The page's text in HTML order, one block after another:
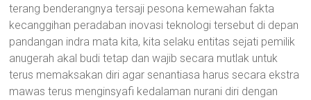
terang benderangnya tersaji pesona kemewahan fakta
kecanggihan peradaban inovasi teknologi tersebut di depan
pandangan indra mata kita, kita selaku entitas sejati pemilik
anugerah akal budi tetap dan wajib secara mutlak untuk
terus memaksakan diri agar senantiasa harus secara ekstra
mawas terus menginsyafi kedalaman nurani diri dengan